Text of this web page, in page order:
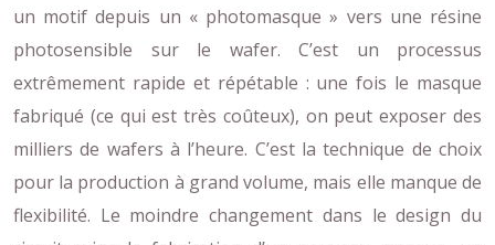
un motif depuis un « photomasque » vers une résine
photosensible sur le wafer. C’est un processus
extrêmement rapide et répétable : une fois le masque
fabriqué (ce qui est très coûteux), on peut exposer des
milliers de wafers à l’heure. C’est la technique de choix
pour la production à grand volume, mais elle manque de
flexibilité. Le moindre changement dans le design du